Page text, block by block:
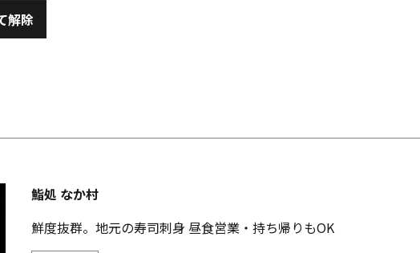
辺)
解除
鮨処 なか村
鮮度抜群。地元の寿司刺身 昼食営業・持ち帰りもOK